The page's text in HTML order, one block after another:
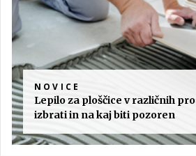
NOVICE
Lepilo za ploščice v različnih
izbrati in na kaj biti pozoren